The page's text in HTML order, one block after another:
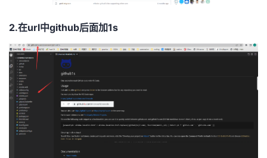
客
论
的
子
我
直
播
的
活
我
的
我
2.在url中github后面加1s